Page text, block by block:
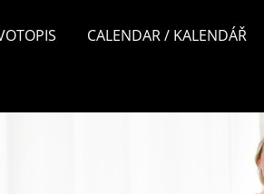
CALENDAR / KALENDÁŘ